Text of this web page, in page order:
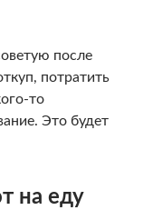
после
потратить
то
Это будет
на еду